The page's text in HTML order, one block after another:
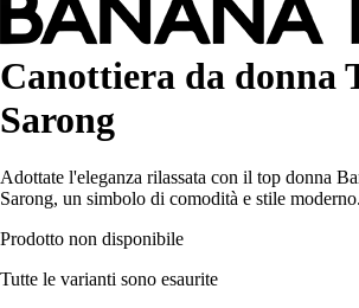
Canottiera da donna
Sarong
Adottate l'eleganza rilassata con il top donna
Sarong, un simbolo di comodità e stile moderno.
Prodotto non disponibile
Tutte le varianti sono esaurite